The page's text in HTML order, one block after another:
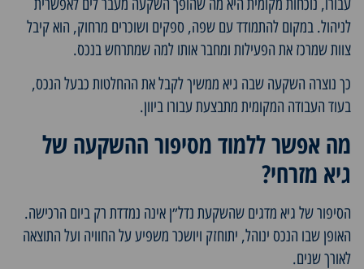
עבורו, נוכחות מקומית היא מה שהופך השקעה מעבר לים לאפשרית
לניהול. במקום להתמודד עם שפה, ספקים ושוכרים מרחוק, הוא קיבל
צוות שמרכז את הפעילות ומחבר אותו למה שמתרחש בנכס.
כך נוצרה השקעה שבה גיא ממשיך לקבל את ההחלטות כבעל הנכס,
בעוד העבודה המקומית מתבצעת עבורו ביוון.
מה אפשר ללמוד מסיפור ההשקעה של
גיא מזרחי?
הסיפור של גיא מדגים שהשקעת נדל״ן אינה נמדדת רק ביום הרכישה.
האופן שבו הנכס ינוהל, יתוחזק ויושכר משפיע על החוויה ועל התוצאה
לאורך שנים.